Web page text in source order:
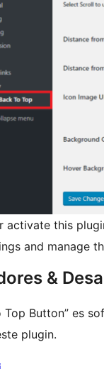
activate this
and manage
&
Top Button” es
plugin.